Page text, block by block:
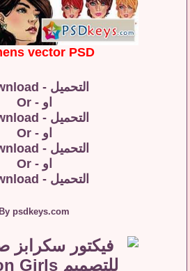
vector PSD
التحميل - Download
او - Or
التحميل - Download
او - Or
التحميل - Download
او - Or
التحميل - Download
By psdkeys.com